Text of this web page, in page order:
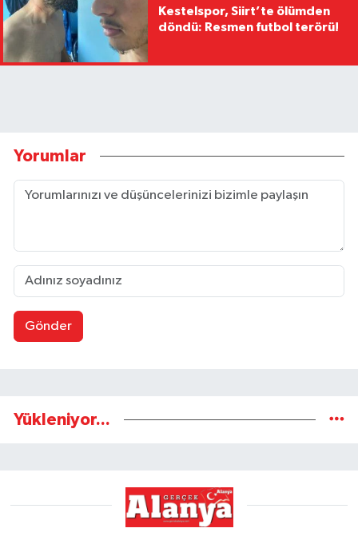
Kestelspor, Siirt’te ölümden
döndü: Resmen futbol terörü!
Yorumlar
Gönder
Yükleniyor...